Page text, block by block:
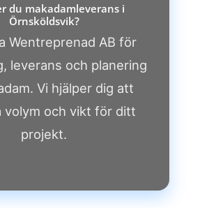
du makadamleverans i
Örnsköldsvik?
Wentreprenad AB för
leverans och planering
Vi hjälper dig att
volym och vikt för ditt
projekt.